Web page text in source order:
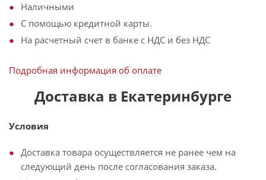
Наличными
С помощью кредитной карты.
На расчетный счет в банке с НДС и без НДС
Подробная информация об оплате
Доставка в Екатеринбурге
Условия
Доставка товара осуществляется не ранее чем на
следующий день после согласования заказа.